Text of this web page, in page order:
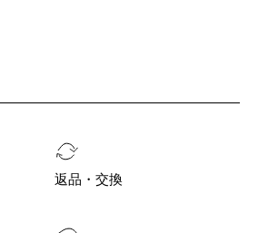
返品・交換